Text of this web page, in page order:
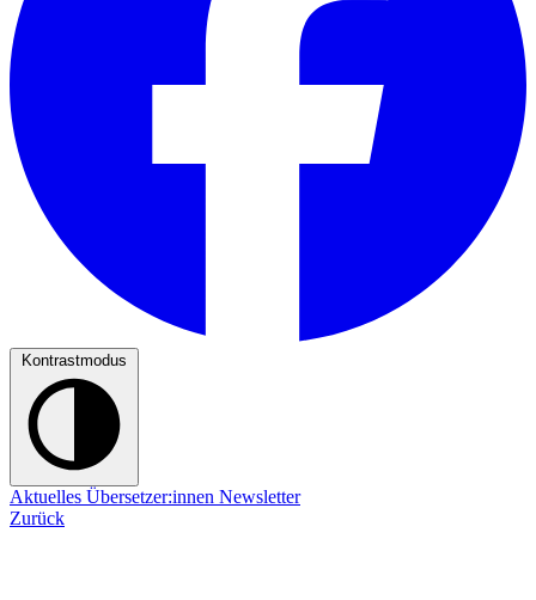
Kontrastmodus
Aktuelles Übersetzer:innen Newsletter
Zurück